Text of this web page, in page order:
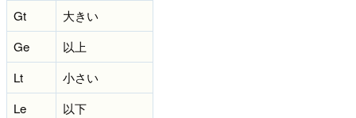
Gt
大きい
Ge
以上
Lt
小さい
Le
以下